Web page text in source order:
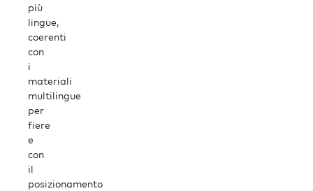
più
lingue,
coerenti
con
i
materiali
multilingue
per
fiere
e
con
il
posizionamento